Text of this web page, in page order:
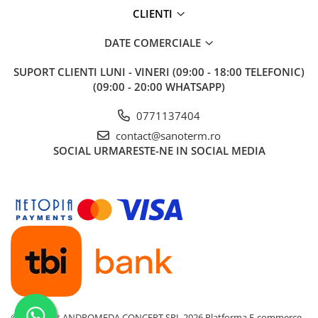
CLIENTI
DATE COMERCIALE
SUPORT CLIENTI LUNI - VINERI (09:00 - 18:00 TELEFONIC)
(09:00 - 20:00 WHATSAPP)
0771137404
contact@sanoterm.ro
SOCIAL URMARESTE-NE IN SOCIAL MEDIA